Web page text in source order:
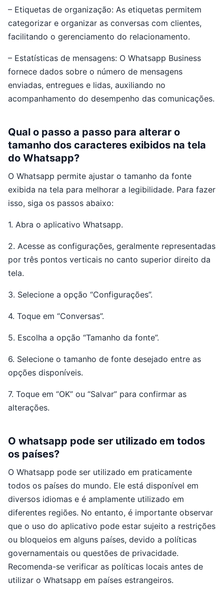
– Etiquetas de organização: As etiquetas permitem
categorizar e organizar as conversas com clientes,
facilitando o gerenciamento do relacionamento.
– Estatísticas de mensagens: O Whatsapp Business
fornece dados sobre o número de mensagens
enviadas, entregues e lidas, auxiliando no
acompanhamento do desempenho das comunicações.
Qual o passo a passo para alterar o
tamanho dos caracteres exibidos na tela
do Whatsapp?
O Whatsapp permite ajustar o tamanho da fonte
exibida na tela para melhorar a legibilidade. Para fazer
isso, siga os passos abaixo:
1. Abra o aplicativo Whatsapp.
2. Acesse as configurações, geralmente representadas
por três pontos verticais no canto superior direito da
tela.
3. Selecione a opção “Configurações”.
4. Toque em “Conversas”.
5. Escolha a opção “Tamanho da fonte”.
6. Selecione o tamanho de fonte desejado entre as
opções disponíveis.
7. Toque em “OK” ou “Salvar” para confirmar as
alterações.
O whatsapp pode ser utilizado em todos
os países?
O Whatsapp pode ser utilizado em praticamente
todos os países do mundo. Ele está disponível em
diversos idiomas e é amplamente utilizado em
diferentes regiões. No entanto, é importante observar
que o uso do aplicativo pode estar sujeito a restrições
ou bloqueios em alguns países, devido a políticas
governamentais ou questões de privacidade.
Recomenda-se verificar as políticas locais antes de
utilizar o Whatsapp em países estrangeiros.